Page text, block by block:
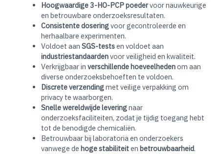
Hoogwaardige 3-HO-PCP poedervoor nauwkeurige
en betrouwbare onderzoeksresultaten.
Consistente doseringvoor gecontroleerde en
herhaalbare experimenten.
Voldoet aan SGS-testsen voldoet aan
industriestandaardenvoor veiligheid en kwaliteit.
Verkrijgbaar in verschillende hoeveelhedenom aan
diverse onderzoeksbehoeften te voldoen.
Discrete verzendingmet veilige verpakking om
privacy te waarborgen.
Snelle wereldwijde leveringnaar
onderzoeksfaciliteiten, zodat je tijdig toegang hebt
tot de benodigde chemicaliën.
Betrouwbaar bij laboratoria en onderzoekers
vanwege de hoge stabiliteiten betrouwbaarheid.